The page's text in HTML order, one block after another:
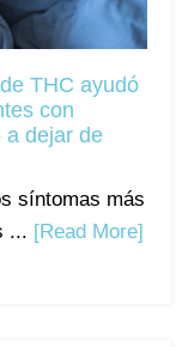
THC ayudó
con
a dejar de
síntomas más
... [Read More]